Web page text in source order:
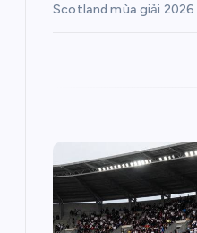
Scotland mùa giải 2026